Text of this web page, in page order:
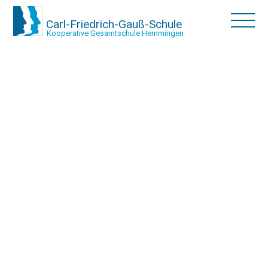
Carl-Friedrich-Gauß-Schule
Kooperative Gesamtschule Hemmingen